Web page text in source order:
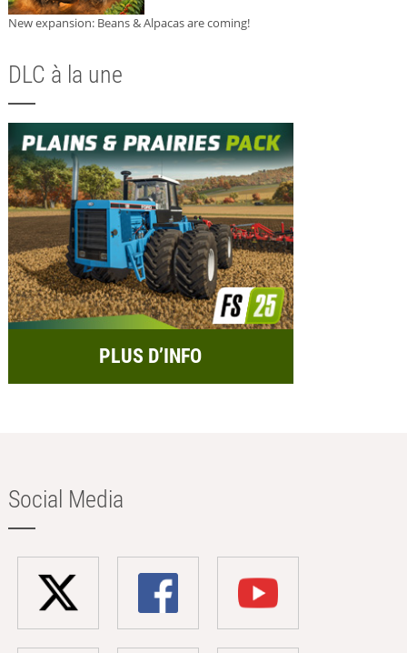
New expansion: Beans & Alpacas are coming!
DLC à la une
PLUS D’INFO
Social Media